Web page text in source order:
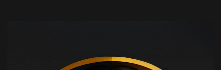
Rhinoplastie piézo fermée